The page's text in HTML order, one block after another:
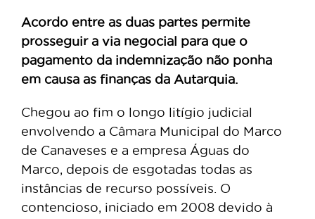
Acordo entre as duas partes permite
prosseguir a via negocial para que o
pagamento da indemnização não ponha
em causa as finanças da Autarquia.
Chegou ao fim o longo litígio judicial
envolvendo a Câmara Municipal do Marco
de Canaveses e a empresa Águas do
Marco, depois de esgotadas todas as
instâncias de recurso possíveis. O
contencioso, iniciado em 2008 devido à